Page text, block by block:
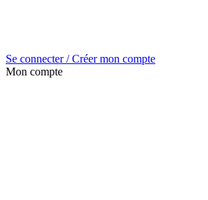
Se connecter / Créer mon compte
Mon compte